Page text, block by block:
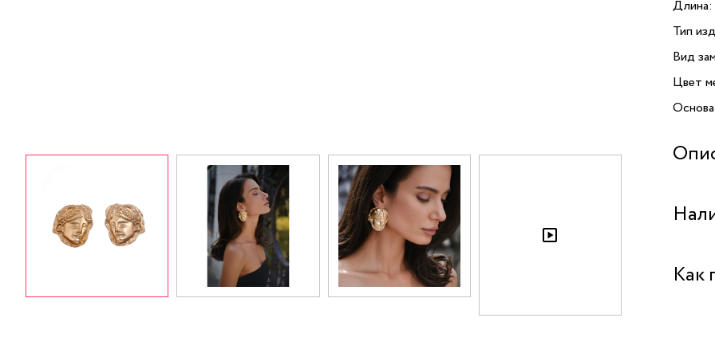
Длина:
Тип
Вид
Цвет
серег
Бутик
Как